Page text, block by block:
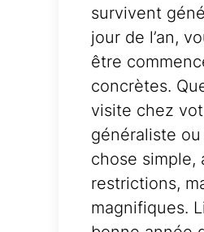
survivent
jour de l’an,
être
concrètes.
visite chez
généraliste
chose simple,
restrictions,
magnifiques.